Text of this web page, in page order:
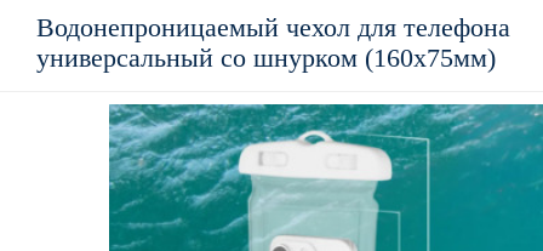
Водонепроницаемый чехол для телефона
универсальный со шнурком (160х75мм)